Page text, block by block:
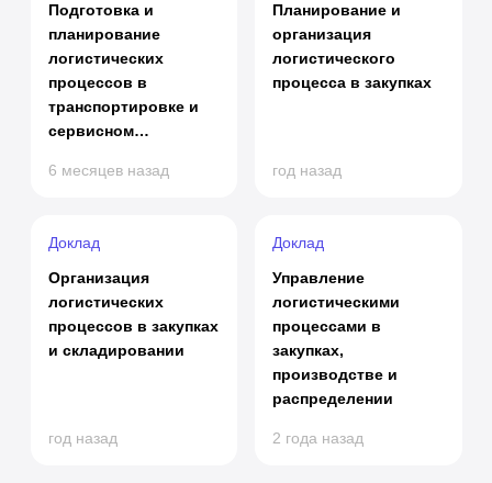
Подготовка и
планирование
логистических
процессов в
транспортировке и
сервисном
6 месяцев назад
Планирование и
организация
логистического
процесса в закупках
год назад
Доклад
Организация
логистических
процессов в закупках
и складировании
год назад
Доклад
Управление
логистическими
процессами в
закупках,
производстве и
распределении
2 года назад